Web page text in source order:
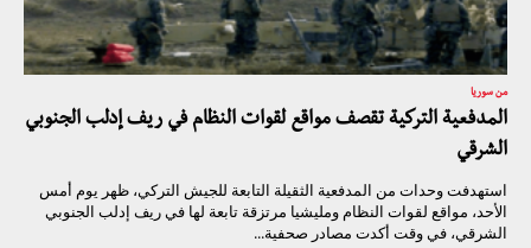
من سوريا
المدفعية التركية تقصف مواقع لقوات النظام في ريف إدلب الجنوبي
الشرقي
استهدفت وحدات من المدفعية الثقيلة التابعة للجيش التركي، ظهر يوم أمس
الأحد، مواقع لقوات النظام ومليشيا مرتزقة تابعة لها في ريف إدلب الجنوبي
الشرقي، في وقت أكدت مصادر صحفية...